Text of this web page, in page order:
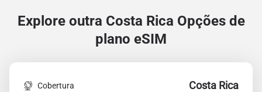
Explore outra Costa Rica Opções de
plano eSIM
Cobertura Costa Rica